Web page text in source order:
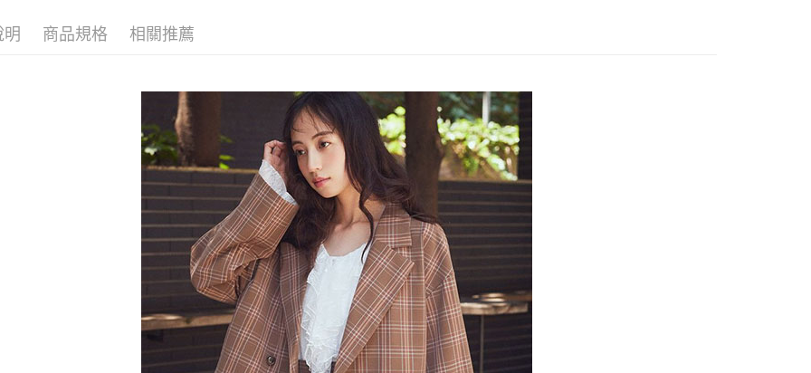
帳／街口支付／iPASS MONEY」等通路繳費。
【注意事項】
1.本服務係由「台灣大哥大股份有限公司」（以下簡稱本公司）所提供，讓
用戶於交易時，得透過本服務購買商品或服務，並由商店將買賣／分期付
款買賣價金債權讓與本公司後，依約使用本公司帳單繳交帳款。
2.基於同意付款使用「大哥付你分期」之契約關係目的，商店將以您的個人
資料（包含姓名、電話或地址）提供予台灣大哥大進項蒐集、處理及利
用，由本公司與您本人進行分期帳單所需資料之確認、核對及更正。
3.完整用戶服務條款，請詳閱以下連結：
付」結帳頁面，進行簡訊認證並確認金額後，即可完成結帳。
２．訂單成立數日內，您將收到繳費通知簡訊。
３．收到繳費通知簡訊後14天內，點擊此簡訊中的連結，可透過四大超商
／ATM／網路銀行／等多元方式進行付款，方視為交易完成。
※ 請注意：結帳手續完成當下不需立刻繳費，但若您需要取消訂單，請聯
絡購買商品的店家。未經商家同意取消之訂單仍視為有效，需透過AFTEE
先享後付繳納相關費用。
※ 交易是否成功請以「AFTEE先享後付 」之結帳頁面顯示為準，若有關於
是否繳費成功／繳費後需取消欲退款等相關疑問，請聯繫「AFTEE先享後
付客戶支援中心」https://netprotections.freshdesk.com/support/home
【注意事項】
１．透過由恩沛科技股份有限公司提供之「AFTEE先享後付」服務完成之
交易，需依本服務之必要範圍內提供個人資料，並將交易相關給付款項請
求債權轉讓予恩沛科技股份有限公司。
２．關於個人資料處理事宜，請瀏覽以下網址：
https://aftee.tw/terms/#terms3
３．未成年的使用者請事先徵得法定代理人或監護人之同意方可使用
全家純取貨
每筆NT$60，滿NT$388(含以上)免運費
萊爾富取貨付款
每筆NT$60，滿NT$888(含以上)免運費
萊爾富純取貨
每筆NT$60，滿NT$888(含以上)免運費
7-11取貨付款
每筆NT$60，滿NT$888(含以上)免運費
7-11純取貨
每筆NT$60，滿NT$888(含以上)免運費
SALE ITEMS WEB限定 ➯ 45折
明 商品規格 相關推薦